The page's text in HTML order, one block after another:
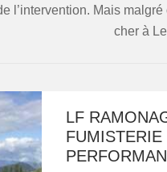
l’intervention. Mais
cher à
LF